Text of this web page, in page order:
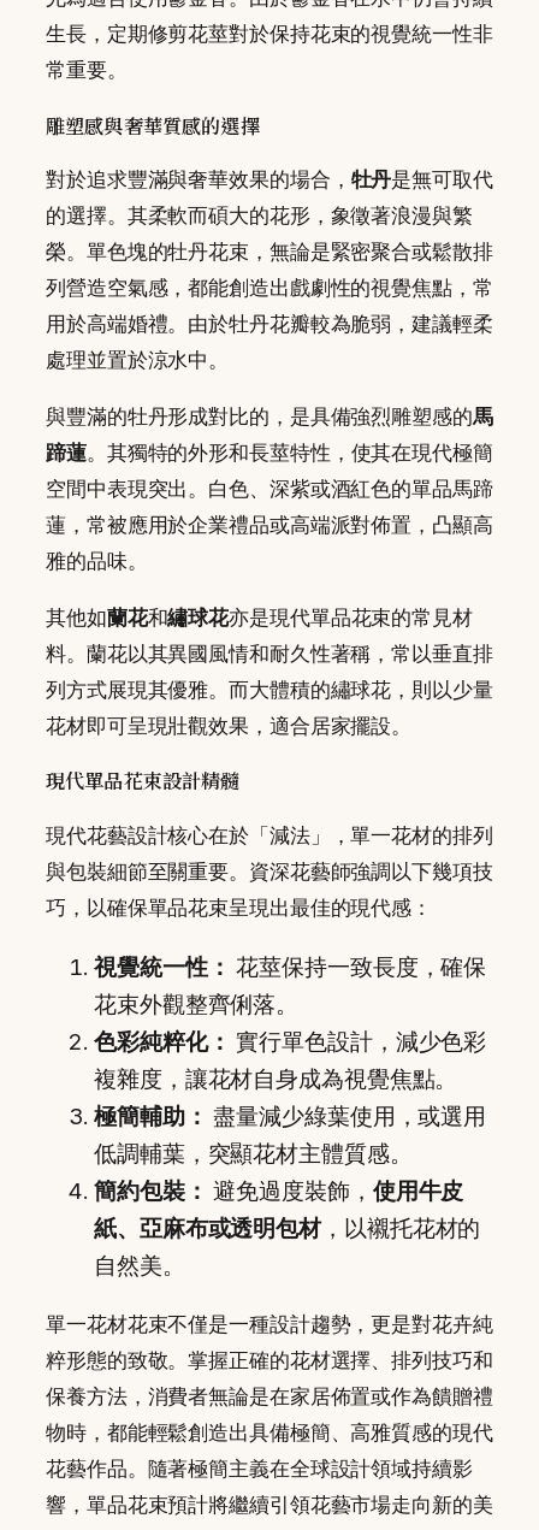
生長，定期修剪花莖對於保持花束的視覺統一性非
常重要。
雕塑感與奢華質感的選擇
對於追求豐滿與奢華效果的場合， 牡丹是無可取代
的選擇。其柔軟而碩大的花形，象徵著浪漫與繁
榮。單色塊的牡丹花束，無論是緊密聚合或鬆散排
列營造空氣感，都能創造出戲劇性的視覺焦點，常
用於高端婚禮。由於牡丹花瓣較為脆弱，建議輕柔
處理並置於涼水中。
與豐滿的牡丹形成對比的，是具備強烈雕塑感的馬
蹄蓮。其獨特的外形和長莖特性，使其在現代極簡
空間中表現突出。白色、深紫或酒紅色的單品馬蹄
蓮，常被應用於企業禮品或高端派對佈置，凸顯高
雅的品味。
其他如蘭花和繡球花亦是現代單品花束的常見材
料。蘭花以其異國風情和耐久性著稱，常以垂直排
列方式展現其優雅。而大體積的繡球花，則以少量
花材即可呈現壯觀效果，適合居家擺設。
現代單品花束設計精髓
現代花藝設計核心在於「減法」，單一花材的排列
與包裝細節至關重要。資深花藝師強調以下幾項技
巧，以確保單品花束呈現出最佳的現代感：
視覺統一性： 花莖保持一致長度，確保
花束外觀整齊俐落。
色彩純粹化： 實行單色設計，減少色彩
複雜度，讓花材自身成為視覺焦點。
極簡輔助： 盡量減少綠葉使用，或選用
低調輔葉，突顯花材主體質感。
簡約包裝： 避免過度裝飾， 使用牛皮
紙、亞麻布或透明包材，以襯托花材的
自然美。
單一花材花束不僅是一種設計趨勢，更是對花卉純
粹形態的致敬。掌握正確的花材選擇、排列技巧和
保養方法，消費者無論是在家居佈置或作為饋贈禮
物時，都能輕鬆創造出具備極簡、高雅質感的現代
花藝作品。隨著極簡主義在全球設計領域持續影
響，單品花束預計將繼續引領花藝市場走向新的美